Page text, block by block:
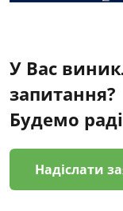
У Вас
запитання?
Будемо
Надіслати